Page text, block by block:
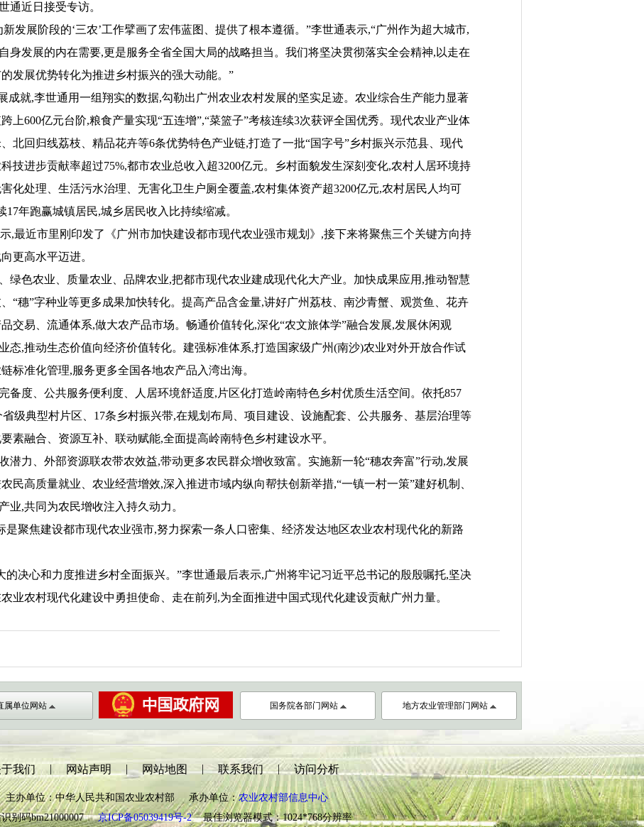
通近日接受专访。
展阶段的‘三农’工作擘画了宏伟蓝图、提供了根本遵循。”李世通表示,“广州作为超大城市,
身发展的内在需要,更是服务全省全国大局的战略担当。我们将坚决贯彻落实全会精神,以走在
发展优势转化为推进乡村振兴的强大动能。”
就,李世通用一组翔实的数据,勾勒出广州农业农村发展的坚实足迹。农业综合生产能力显著
上600亿元台阶,粮食产量实现“五连增”,“菜篮子”考核连续3次获评全国优秀。现代农业产业体
北回归线荔枝、精品花卉等6条优势特色产业链,打造了一批“国字号”乡村振兴示范县、现代
技进步贡献率超过75%,都市农业总收入超3200亿元。乡村面貌发生深刻变化,农村人居环境持
化处理、生活污水治理、无害化卫生户厕全覆盖,农村集体资产超3200亿元,农村居民人均可
年跑赢城镇居民,城乡居民收入比持续缩减。
近市里刚印发了《广州市加快建设都市现代农业强市规划》,接下来将聚焦三个关键方向持
更高水平迈进。
色农业、质量农业、品牌农业,把都市现代农业建成现代化大产业。加快成果应用,推动智慧
“穗”字种业等更多成果加快转化。提高产品含金量,讲好广州荔枝、南沙青蟹、观赏鱼、花卉
交易、流通体系,做大农产品市场。畅通价值转化,深化“农文旅体学”融合发展,发展休闲观
态,推动生态价值向经济价值转化。建强标准体系,打造国家级广州(南沙)农业对外开放合作试
标准化管理,服务更多全国各地农产品入湾出海。
度、公共服务便利度、人居环境舒适度,片区化打造岭南特色乡村优质生活空间。依托857
级典型村片区、17条乡村振兴带,在规划布局、项目建设、设施配套、公共服务、基层治理等
素融合、资源互补、联动赋能,全面提高岭南特色乡村建设水平。
力、外部资源联农带农效益,带动更多农民群众增收致富。实施新一轮“穗农奔富”行动,发展
民高质量就业、农业经营增效,深入推进市域内纵向帮扶创新举措,“一镇一村一策”建好机制、
业,共同为农民增收注入持久动力。
聚焦建设都市现代农业强市,努力探索一条人口密集、经济发达地区农业农村现代化的新路
决心和力度推进乡村全面振兴。”李世通最后表示,广州将牢记习近平总书记的殷殷嘱托,坚决
业农村现代化建设中勇担使命、走在前列,为全面推进中国式现代化建设贡献广州力量。
属单位网站 国务院各部门网站 地方农业管理部门网站
我们 | 网站声明 | 网站地图 | 联系我们 | 访问分析
主办单位：中华人民共和国农业农村部 承办单位：农业农村部信息中心
识别码bm21000007京ICP备05039419号-2最佳浏览器模式：1024*768分辨率